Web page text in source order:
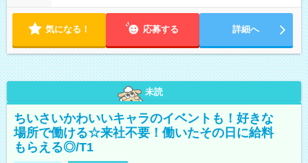
気になる！ 応募する 詳細へ
未読
ちいさいかわいいキャラのイベントも！好きな
場所で働ける☆来社不要！働いたその日に給料
もらえる◎/T1